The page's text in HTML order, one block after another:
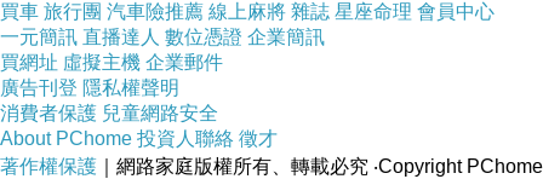
負載資料時，任何不穩定都可能造成錯誤。
市場上不同品牌的筆電，其實也存在連接器等級
差異，有些高階機種會選用耐用度更高的 DDR4
SO-DIMM SOCKET，因為商務與工作站用戶對
買車 旅行團 汽車險推薦 線上麻將 雜誌 星座命理 會員中心
一元簡訊 直播達人 數位憑證 企業簡訊
買網址 虛擬主機 企業郵件
廣告刊登 隱私權聲明
消費者保護 兒童網路安全
About PChome 投資人聯絡 徵才
著作權保護 ｜網路家庭版權所有、轉載必究 ‧Copyright PChome